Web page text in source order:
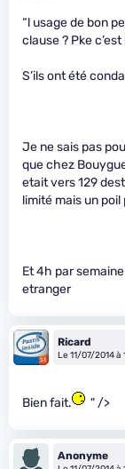
“l usage de bon
clause ? Pke
S’ils ont été
Je ne sais pas
que chez
etait vers 129
limité mais un poil
Et 4h par
etranger
Ricard
Le 11/07/2014 à
Bien fait. " />
Anonyme